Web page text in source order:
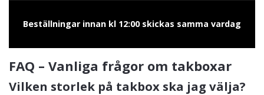
Beställningar innan kl 12:00 skickas samma vardag
FAQ – Vanliga frågor om takboxar
Vilken storlek på takbox ska jag välja?